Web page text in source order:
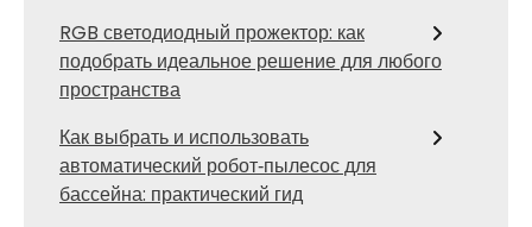
RGB светодиодный прожектор: как
подобрать идеальное решение для любого
пространства
Как выбрать и использовать
автоматический робот‑пылесос для
бассейна: практический гид